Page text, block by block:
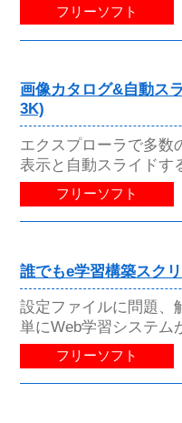
フリーソフト
画像カタログ&自動ス
3K)
エクスプローラで多数
表示と自動スライドす
フリーソフト
誰でもe学習構築スク
設定ファイルに問題、
単にWeb学習システム
フリーソフト